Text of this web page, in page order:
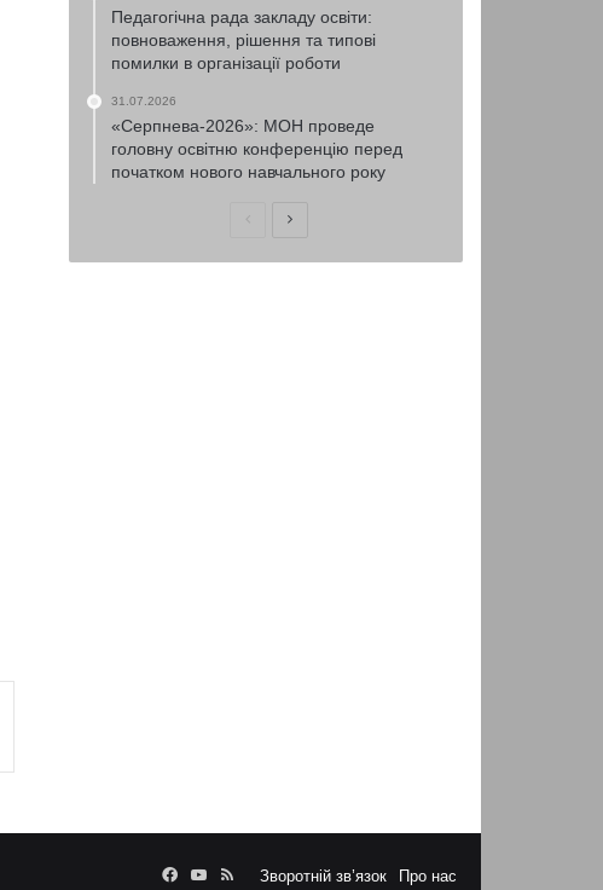
Педагогічна рада закладу освіти:
повноваження, рішення та типові
помилки в організації роботи
31.07.2026
«Серпнева-2026»: МОН проведе
головну освітню конференцію перед
початком нового навчального року
ПопередняНаступна
Зворотній зв’язок Про нас
FacebookYouTube
RSS